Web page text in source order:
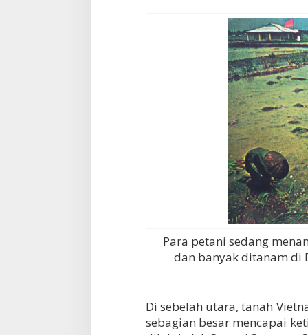
Para petani sedang
dan banyak ditanam di
Di sebelah utara, tanah
sebagian besar mencapai